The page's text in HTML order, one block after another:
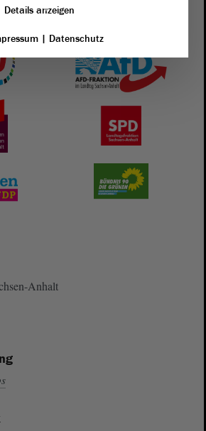
Anhalt
Details anzeigen
| Datenschutz